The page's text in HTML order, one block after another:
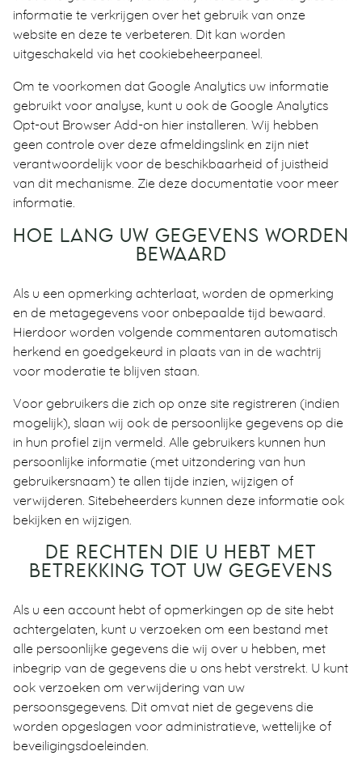
informatie te verkrijgen over het gebruik van onze
website en deze te verbeteren. Dit kan worden
uitgeschakeld via het cookiebeheerpaneel.
Om te voorkomen dat Google Analytics uw informatie
gebruikt voor analyse, kunt u ook de Google Analytics
Opt-out Browser Add-on hier installeren. Wij hebben
geen controle over deze afmeldingslink en zijn niet
verantwoordelijk voor de beschikbaarheid of juistheid
van dit mechanisme. Zie deze documentatie voor meer
informatie.
HOE LANG UW GEGEVENS WORDEN
BEWAARD
Als u een opmerking achterlaat, worden de opmerking
en de metagegevens voor onbepaalde tijd bewaard.
Hierdoor worden volgende commentaren automatisch
herkend en goedgekeurd in plaats van in de wachtrij
voor moderatie te blijven staan.
Voor gebruikers die zich op onze site registreren (indien
mogelijk), slaan wij ook de persoonlijke gegevens op die
in hun profiel zijn vermeld. Alle gebruikers kunnen hun
persoonlijke informatie (met uitzondering van hun
gebruikersnaam) te allen tijde inzien, wijzigen of
verwijderen. Sitebeheerders kunnen deze informatie ook
bekijken en wijzigen.
DE RECHTEN DIE U HEBT MET
BETREKKING TOT UW GEGEVENS
Als u een account hebt of opmerkingen op de site hebt
achtergelaten, kunt u verzoeken om een bestand met
alle persoonlijke gegevens die wij over u hebben, met
inbegrip van de gegevens die u ons hebt verstrekt. U kunt
ook verzoeken om verwijdering van uw
persoonsgegevens. Dit omvat niet de gegevens die
worden opgeslagen voor administratieve, wettelijke of
beveiligingsdoeleinden.